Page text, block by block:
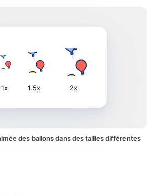
1x 1.5x 2x
des ballons dans des tailles différentes